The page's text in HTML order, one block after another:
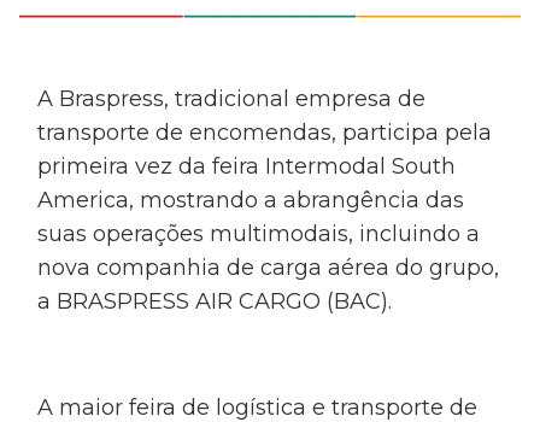
A Braspress, tradicional empresa de
transporte de encomendas, participa pela
primeira vez da feira Intermodal South
America, mostrando a abrangência das
suas operações multimodais, incluindo a
nova companhia de carga aérea do grupo,
a BRASPRESS AIR CARGO (BAC).
A maior feira de logística e transporte de